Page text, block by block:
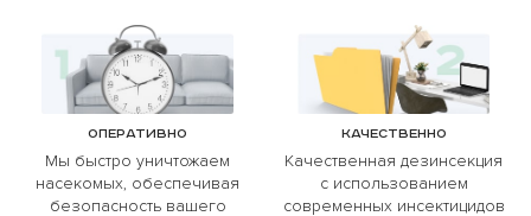
Оперативно
Мы быстро уничтожаем
насекомых, обеспечивая
безопасность вашего
Качественно
Качественная дезинсекция
с использованием
современных инсектицидов